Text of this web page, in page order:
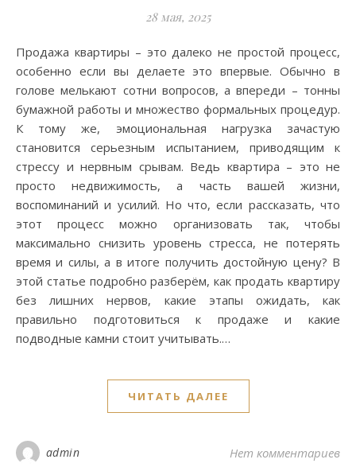
28 мая, 2025
Продажа квартиры – это далеко не простой процесс,
особенно если вы делаете это впервые. Обычно в
голове мелькают сотни вопросов, а впереди – тонны
бумажной работы и множество формальных процедур.
К тому же, эмоциональная нагрузка зачастую
становится серьезным испытанием, приводящим к
стрессу и нервным срывам. Ведь квартира – это не
просто недвижимость, а часть вашей жизни,
воспоминаний и усилий. Но что, если рассказать, что
этот процесс можно организовать так, чтобы
максимально снизить уровень стресса, не потерять
время и силы, а в итоге получить достойную цену? В
этой статье подробно разберём, как продать квартиру
без лишних нервов, какие этапы ожидать, как
правильно подготовиться к продаже и какие
подводные камни стоит учитывать.…
ЧИТАТЬ ДАЛЕЕ
admin Нет комментариев